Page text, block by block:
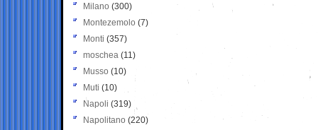
Milano (300)
Montezemolo (7)
Monti (357)
moschea (11)
Musso (10)
Muti (10)
Napoli (319)
Napolitano (220)